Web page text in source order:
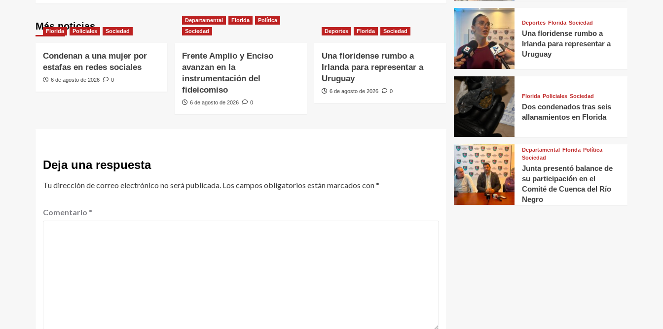
Más noticias
Florida Policiales Sociedad
Condenan a una mujer por
estafas en redes sociales
6 de agosto de 2026 0
Departamental Florida
Política
Sociedad
Frente Amplio y Enciso
avanzan en la
instrumentación del
fideicomiso
6 de agosto de 2026 0
Deportes Florida Sociedad
Una floridense rumbo a
Irlanda para representar a
Uruguay
6 de agosto de 2026 0
Deja una respuesta
Tu dirección de correo electrónico no será publicada. Los campos obligatorios están marcados con*
Comentario *
Deportes Florida Sociedad
Una floridense rumbo a
Irlanda para representar a
Uruguay
Florida Policiales Sociedad
Dos condenados tras seis
allanamientos en Florida
Departamental Florida Política
Sociedad
Junta presentó balance de
su participación en el
Comité de Cuenca del Río
Negro